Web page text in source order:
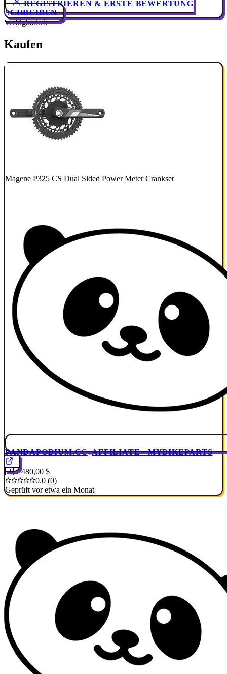
REGISTRIEREN & ERSTE BEWERTUNG
SCHREIBEN
Verfügbarkeit
Kaufen
Magene P325 CS Dual Sided Power Meter Crankset
PANDAPODIUM.CC AFFILIATE · MYBIKEPARTS
🇺🇸480,00 $
0.0 (0)
Geprüft vor etwa ein Monat